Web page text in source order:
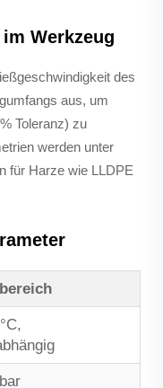
Werkzeug
des
aus, um
Toleranz) zu
werden unter
für Harze wie LLDPE